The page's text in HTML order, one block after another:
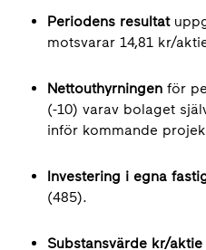
Periodens resultat
motsvarar 14,81 kr/
Nettouthyrningen för
(-10) varav bolaget
inför kommande
Investering i egna
(485).
Substansvärde kr/aktie